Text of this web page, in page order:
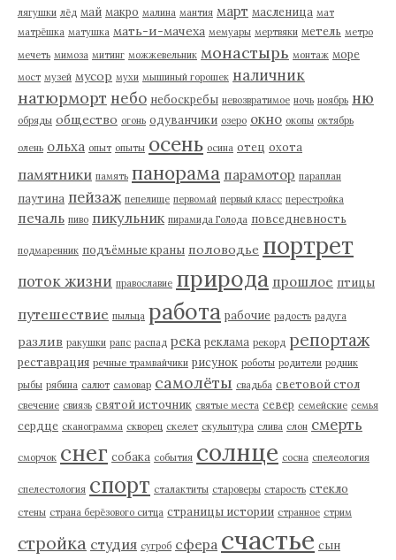
лягушки лёд май макро малина мантия март масленица мат
матрёшка матушка мать-и-мачеха мемуары мертвяки метель метро
мечеть мимоза митинг можжевельник монастырь монтаж море
мост музей мусор мухи мышиный горошек наличник
натюрморт небо небоскребы невозвратимое ночь ноябрь ню
обряды общество огонь одуванчики озеро окно окопы октябрь
олень ольха опыт опыты осень осина отец охота
памятники память панорама парамотор параплан
паутина пейзаж пепелище первомай первый класс перестройка
печаль пиво пикульник пирамида Голода повседневность
подмаренник подъёмные краны половодье портрет
поток жизни православие природа прошлое птицы
путешествие пыльца работа рабочие радость радуга
разлив ракушки рапс распад река реклама рекорд репортаж
реставрация речные трамвайчики рисунок роботы родители родник
рыбы рябина салют самовар самолёты свадьба световой стол
свечение свиязь святой источник святые места север семейские семья
сердце сканограмма скворец скелет скульптура слива слон смерть
сморчок снег собака события солнце сосна спелеология
спелестология спорт сталактиты староверы старость стекло
стены страна берёзового ситца страницы истории странное стрим
стройка студия сугроб сфера счастье сын